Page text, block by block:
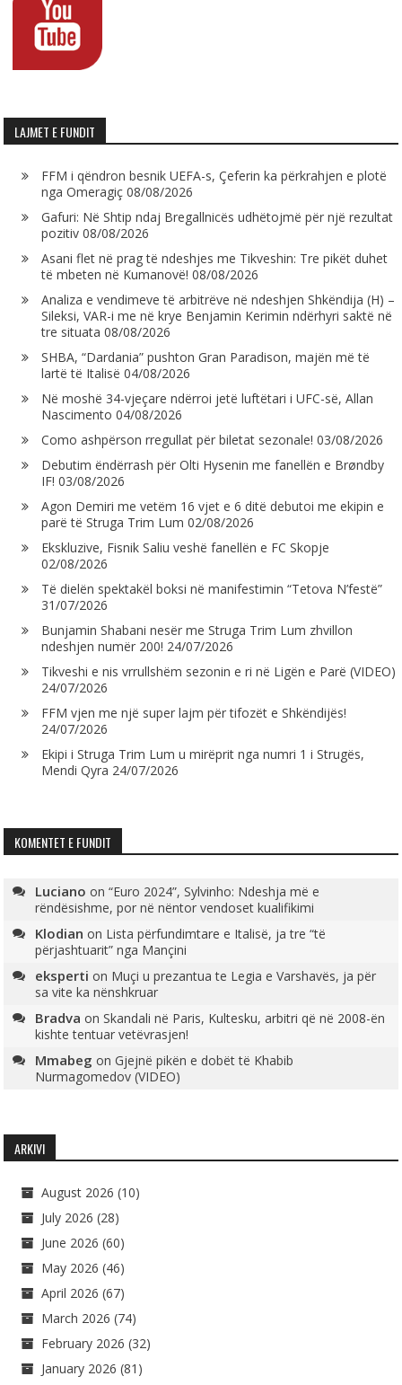
LAJMET E FUNDIT
FFM i qëndron besnik UEFA-s, Çeferin ka përkrahjen e plotë
nga Omeragiç 08/08/2026
Gafuri: Në Shtip ndaj Bregallnicës udhëtojmë për një rezultat
pozitiv 08/08/2026
Asani flet në prag të ndeshjes me Tikveshin: Tre pikët duhet
të mbeten në Kumanovë! 08/08/2026
Analiza e vendimeve të arbitrëve në ndeshjen Shkëndija (H) –
Sileksi, VAR-i me në krye Benjamin Kerimin ndërhyri saktë në
tre situata 08/08/2026
SHBA, “Dardania” pushton Gran Paradison, majën më të
lartë të Italisë 04/08/2026
Në moshë 34-vjeçare ndërroi jetë luftëtari i UFC-së, Allan
Nascimento 04/08/2026
Como ashpërson rregullat për biletat sezonale! 03/08/2026
Debutim ëndërrash për Olti Hysenin me fanellën e Brøndby
IF! 03/08/2026
Agon Demiri me vetëm 16 vjet e 6 ditë debutoi me ekipin e
parë të Struga Trim Lum 02/08/2026
Ekskluzive, Fisnik Saliu veshë fanellën e FC Skopje
02/08/2026
Të dielën spektakël boksi në manifestimin “Tetova N’festë”
31/07/2026
Bunjamin Shabani nesër me Struga Trim Lum zhvillon
ndeshjen numër 200! 24/07/2026
Tikveshi e nis vrrullshëm sezonin e ri në Ligën e Parë (VIDEO)
24/07/2026
FFM vjen me një super lajm për tifozët e Shkëndijës!
24/07/2026
Ekipi i Struga Trim Lum u mirëprit nga numri 1 i Strugës,
Mendi Qyra 24/07/2026
KOMENTET E FUNDIT
Luciano on“Euro 2024”, Sylvinho: Ndeshja më e
rëndësishme, por në nëntor vendoset kualifikimi
Klodian on Lista përfundimtare e Italisë, ja tre “të
përjashtuarit” nga Mançini
eksperti on Muçi u prezantua te Legia e Varshavës, ja për
sa vite ka nënshkruar
Bradva onSkandali në Paris, Kultesku, arbitri që në 2008-ën
kishte tentuar vetëvrasjen!
Mmabeg onGjejnë pikën e dobët të Khabib
Nurmagomedov (VIDEO)
ARKIVI
August 2026 (10)
July 2026 (28)
June 2026 (60)
May 2026 (46)
April 2026 (67)
March 2026 (74)
February 2026 (32)
January 2026 (81)